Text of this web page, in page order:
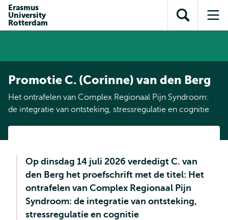
inhoud
Direct naar
subnavigatie
Erasmus
University
Rotterdam
Toon
zoekveld
Promotie C. (Corinne) van den Berg
Het ontrafelen van Complex Regionaal Pijn Syndroom:
de integratie van ontsteking, stressregulatie en cognitie
Op dinsdag 14 juli 2026 verdedigt C. van
den Berg het proefschrift met de titel: Het
ontrafelen van Complex Regionaal Pijn
Syndroom: de integratie van ontsteking,
stressregulatie en cognitie